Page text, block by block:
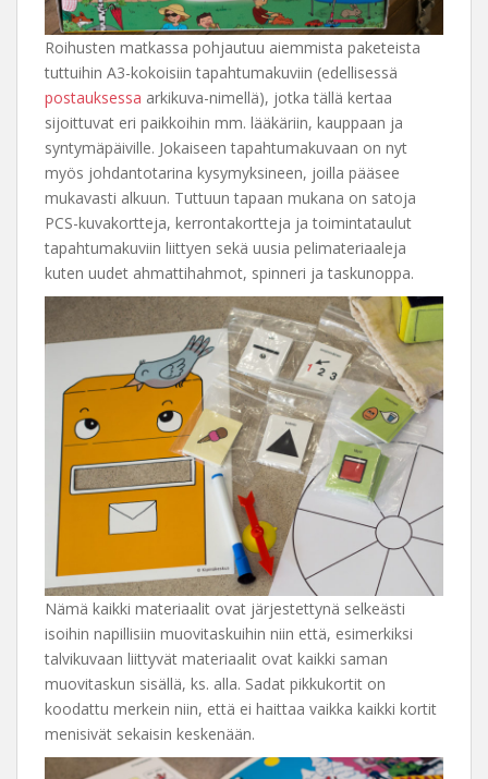
Roihusten matkassa pohjautuu aiemmista paketeista
tuttuihin A3-kokoisiin tapahtumakuviin (edellisessä
postauksessa arkikuva-nimellä), jotka tällä kertaa
sijoittuvat eri paikkoihin mm. lääkäriin, kauppaan ja
syntymäpäiville. Jokaiseen tapahtumakuvaan on nyt
myös johdantotarina kysymyksineen, joilla pääsee
mukavasti alkuun. Tuttuun tapaan mukana on satoja
PCS-kuvakortteja, kerrontakortteja ja toimintataulut
tapahtumakuviin liittyen sekä uusia pelimateriaaleja
kuten uudet ahmattihahmot, spinneri ja taskunoppa.
Nämä kaikki materiaalit ovat järjestettynä selkeästi
isoihin napillisiin muovitaskuihin niin että, esimerkiksi
talvikuvaan liittyvät materiaalit ovat kaikki saman
muovitaskun sisällä, ks. alla. Sadat pikkukortit on
koodattu merkein niin, että ei haittaa vaikka kaikki kortit
menisivät sekaisin keskenään.